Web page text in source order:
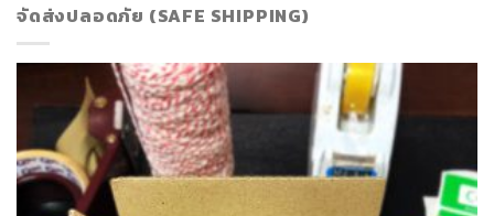
จัดส่งปลอดภัย (SAFE SHIPPING)